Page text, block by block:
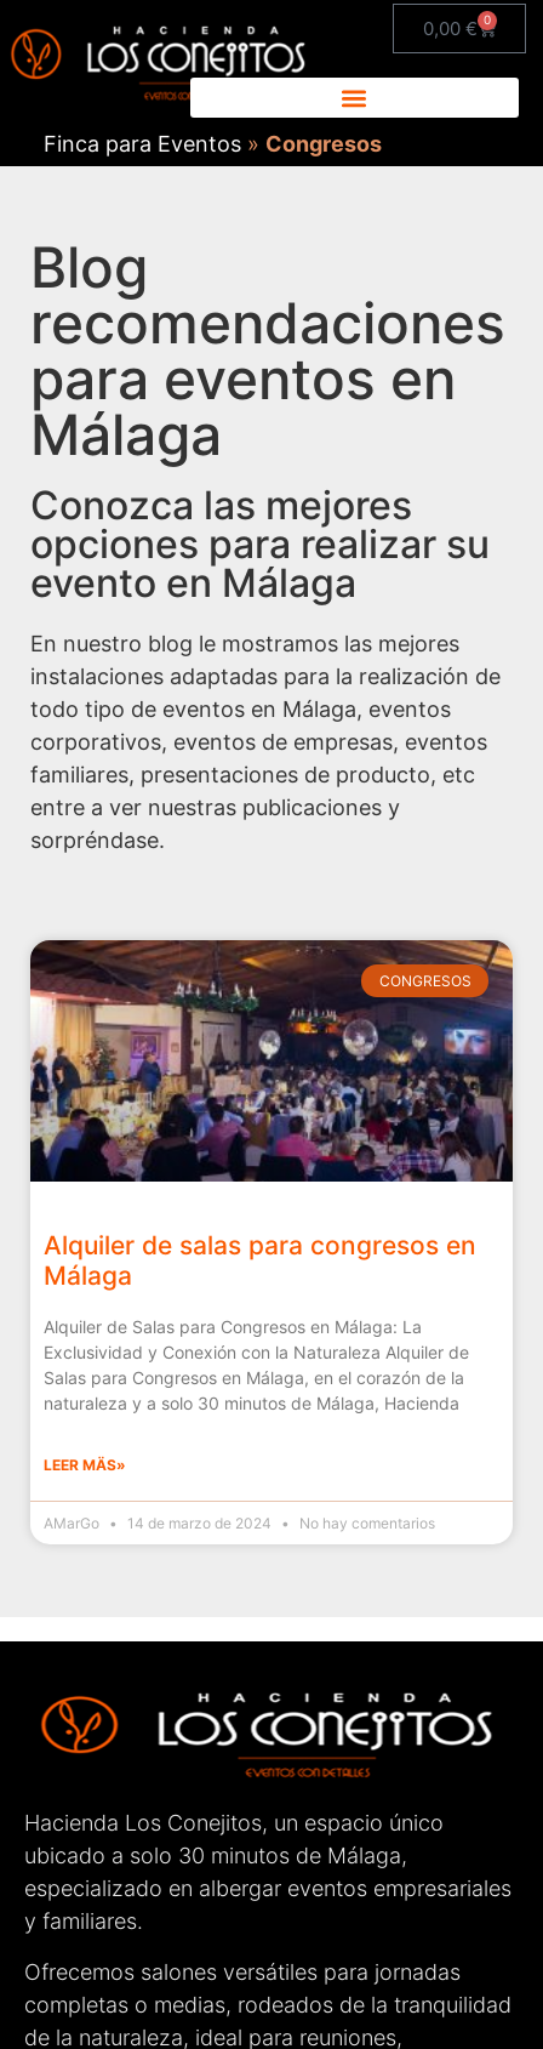
0,00€ 0
Finca para Eventos» Congresos
Blog
recomendaciones
para eventos en
Málaga
Conozca las mejores
opciones para realizar su
evento en Málaga
En nuestro blog le mostramos las mejores
instalaciones adaptadas para la realización de
todo tipo de eventos en Málaga, eventos
corporativos, eventos de empresas, eventos
familiares, presentaciones de producto, etc
entre a ver nuestras publicaciones y
sorpréndase.
CONGRESOS
Alquiler de salas para congresos en
Málaga
Alquiler de Salas para Congresos en Málaga: La
Exclusividad y Conexión con la Naturaleza Alquiler de
Salas para Congresos en Málaga, en el corazón de la
naturaleza y a solo 30 minutos de Málaga, Hacienda
LEER MÄS»
AMarGo 14 de marzo de 2024 No hay comentarios
Hacienda Los Conejitos, un espacio único
ubicado a solo 30 minutos de Málaga,
especializado en albergar eventos empresariales
y familiares.
Ofrecemos salones versátiles para jornadas
completas o medias, rodeados de la tranquilidad
de la naturaleza, ideal para reuniones,